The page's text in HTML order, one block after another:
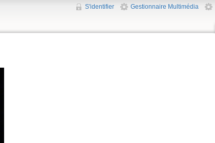
S'identifier Gestionnaire Multimédia